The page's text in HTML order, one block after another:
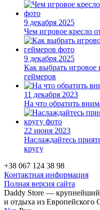
9 декабря 2025
Чем игровое кресло
9 декабря 2025
Как выбрать игровое
геймеров
11 декабря 2023
На что обратить
22 июня 2023
Наслаждайтесь
кругу
+38 067 124 38 98
Контактная информация
Полная версия сайта
Daddy Store — крупнейший
и отдыха из Европейского